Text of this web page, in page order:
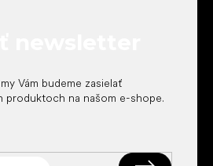
Vám budeme zasielať
produktoch na našom e-shope.